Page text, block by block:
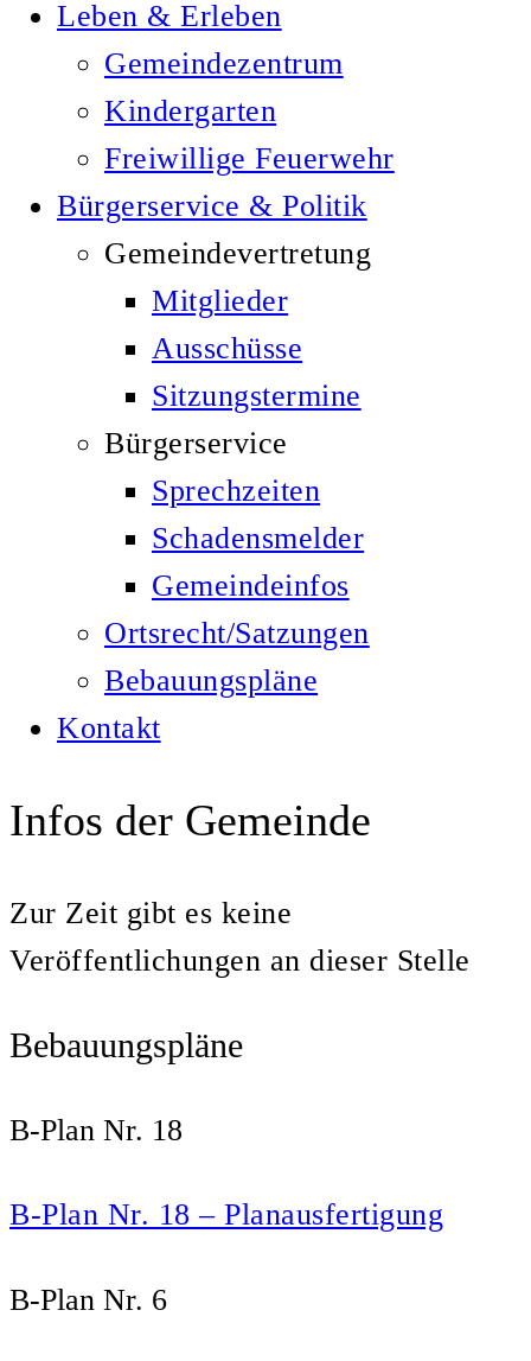
Leben & Erleben
Gemeindezentrum
Kindergarten
Freiwillige Feuerwehr
Bürgerservice & Politik
Gemeindevertretung
Mitglieder
Ausschüsse
Sitzungstermine
Bürgerservice
Sprechzeiten
Schadensmelder
Gemeindeinfos
Ortsrecht/Satzungen
Bebauungspläne
Kontakt
Infos der Gemeinde
Zur Zeit gibt es keine
Veröffentlichungen an dieser Stelle
Bebauungspläne
B-Plan Nr. 18
B-Plan Nr. 18 – Planausfertigung
B-Plan Nr. 6